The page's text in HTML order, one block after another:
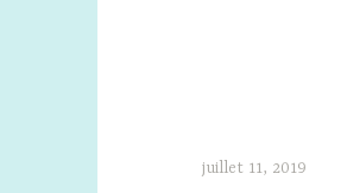
juillet 11, 2019